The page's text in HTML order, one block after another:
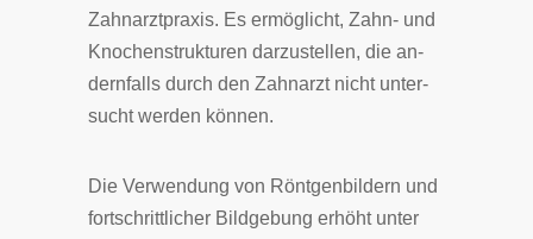
Zahn­arzt­pra­xis. Es er­mög­licht, Zahn- und
Kno­chen­struk­tu­ren dar­zu­stel­len, die an­
dern­falls durch den Zahn­arzt nicht un­ter­
sucht wer­den kön­nen.
Die Verwendung von Röntgenbildern und
fortschrittlicher Bildgebung erhöht unter